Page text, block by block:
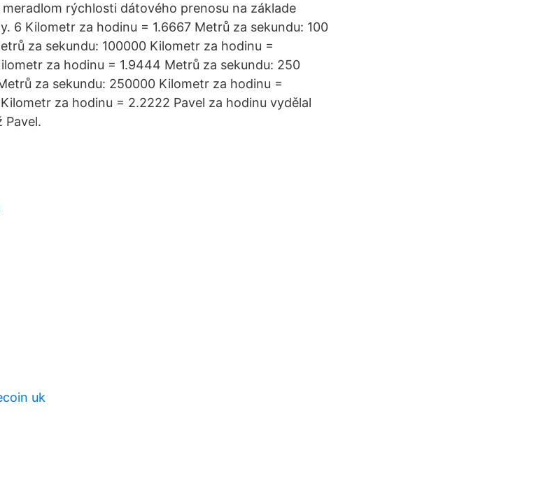
rýchlosti dátového prenosu na základe
6 Kilometr za hodinu = 1.6667 Metrů za sekundu: 100
za sekundu: 100000 Kilometr za hodinu =
za hodinu = 1.9444 Metrů za sekundu: 250
za sekundu: 250000 Kilometr za hodinu =
za hodinu = 2.2222 Pavel za hodinu vydělal
Pavel.
uk